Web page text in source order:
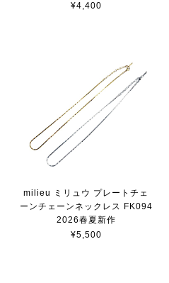
¥4,400
milieu ミリュウ プレートチェ
ーンチェーンネックレス FK094
2026春夏新作
¥5,500